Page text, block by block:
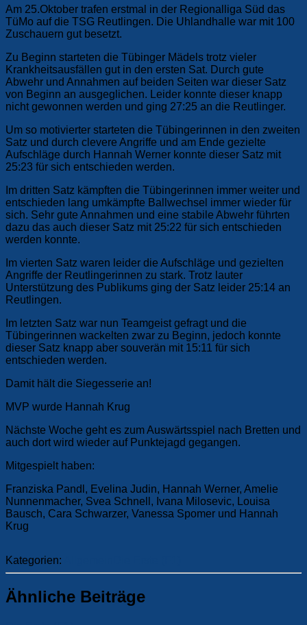
Am 25.Oktober trafen erstmal in der Regionalliga Süd das
TüMo auf die TSG Reutlingen. Die Uhlandhalle war mit 100
Zuschauern gut besetzt.
Zu Beginn starteten die Tübinger Mädels trotz vieler
Krankheitsausfällen gut in den ersten Sat. Durch gute
Abwehr und Annahmen auf beiden Seiten war dieser Satz
von Beginn an ausgeglichen. Leider konnte dieser knapp
nicht gewonnen werden und ging 27:25 an die Reutlinger.
Um so motivierter starteten die Tübingerinnen in den zweiten
Satz und durch clevere Angriffe und am Ende gezielte
Aufschläge durch Hannah Werner konnte dieser Satz mit
25:23 für sich entschieden werden.
Im dritten Satz kämpften die Tübingerinnen immer weiter und
entschieden lang umkämpfte Ballwechsel immer wieder für
sich. Sehr gute Annahmen und eine stabile Abwehr führten
dazu das auch dieser Satz mit 25:22 für sich entschieden
werden konnte.
Im vierten Satz waren leider die Aufschläge und gezielten
Angriffe der Reutlingerinnen zu stark. Trotz lauter
Unterstützung des Publikums ging der Satz leider 25:14 an
Reutlingen.
Im letzten Satz war nun Teamgeist gefragt und die
Tübingerinnen wackelten zwar zu Beginn, jedoch konnte
dieser Satz knapp aber souverän mit 15:11 für sich
entschieden werden.
Damit hält die Siegesserie an!
MVP wurde Hannah Krug
Nächste Woche geht es zum Auswärtsspiel nach Bretten und
auch dort wird wieder auf Punktejagd gegangen.
Mitgespielt haben:
Franziska Pandl, Evelina Judin, Hannah Werner, Amelie
Nunnenmacher, Svea Schnell, Ivana Milosevic, Louisa
Bausch, Cara Schwarzer, Vanessa Spomer und Hannah
Krug
Kategorien:
Ähnliche Beiträge